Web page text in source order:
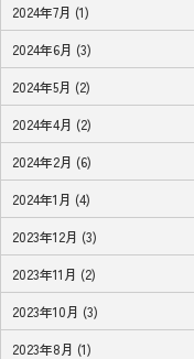
2024年7月 (1)
2024年6月 (3)
2024年5月 (2)
2024年4月 (2)
2024年2月 (6)
2024年1月 (4)
2023年12月 (3)
2023年11月 (2)
2023年10月 (3)
2023年8月 (1)